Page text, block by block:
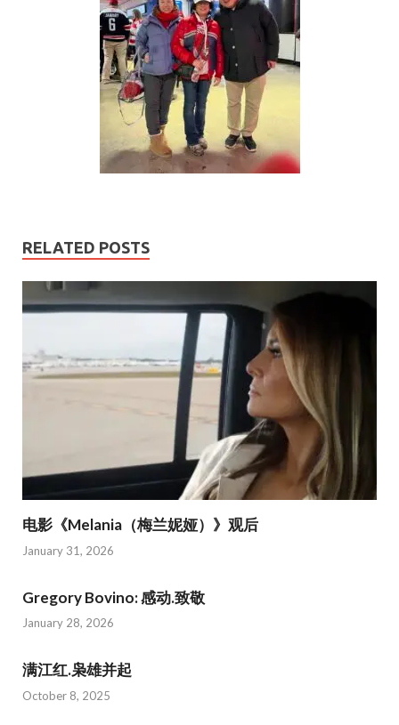
RELATED POSTS
电影《Melania（梅兰妮娅）》观后
January 31, 2026
Gregory Bovino: 感动.致敬
January 28, 2026
满江红.枭雄并起
October 8, 2025